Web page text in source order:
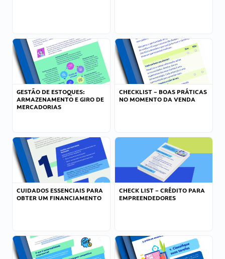
GESTÃO DE ESTOQUES:
ARMAZENAMENTO E GIRO DE
MERCADORIAS
CHECKLIST – BOAS PRÁTICAS
NO MOMENTO DA VENDA
CUIDADOS ESSENCIAIS PARA
OBTER UM FINANCIAMENTO
CHECK LIST – CRÉDITO PARA
EMPREENDEDORES